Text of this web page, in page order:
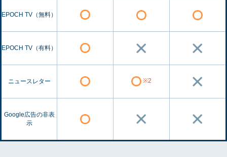
EPOCH TV（無料）
EPOCH TV（有料）
ニュースレター ※2
Google広告の非表
示